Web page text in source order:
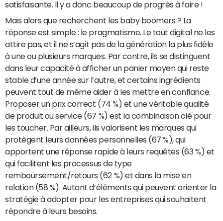
satisfaisante. Il y a donc beaucoup de progrès à faire !
Mais alors que recherchent les baby boomers ? La
réponse est simple : le pragmatisme. Le tout digital ne les
attire pas, et il ne s’agit pas de la génération la plus fidèle
à une ou plusieurs marques. Par contre, ils se distinguent
dans leur capacité à afficher un panier moyen qui reste
stable d’une année sur l’autre, et certains ingrédients
peuvent tout de même aider à les mettre en confiance.
Proposer un prix correct (74 %) et une véritable qualité
de produit ou service (67 %) est la combinaison clé pour
les toucher. Par ailleurs, ils valorisent les marques qui
protègent leurs données personnelles (67 %), qui
apportent une réponse rapide à leurs requêtes (63 %) et
qui facilitent les processus de type
remboursement/retours (62 %) et dans la mise en
relation (58 %). Autant d’éléments qui peuvent orienter la
stratégie à adopter pour les entreprises qui souhaitent
répondre à leurs besoins.